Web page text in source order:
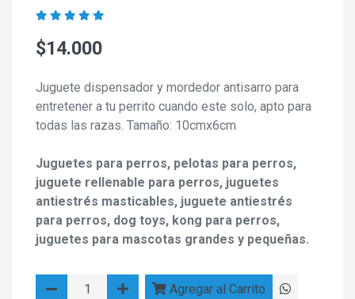
$14.000
Juguete dispensador y mordedor antisarro para
entretener a tu perrito cuando este solo, apto para
todas las razas. Tamaño: 10cmx6cm
Juguetes para perros, pelotas para perros,
juguete rellenable para perros, juguetes
antiestrés masticables, juguete antiestrés
para perros, dog toys, kong para perros,
juguetes para mascotas grandes y pequeñas.
Agregar al Carrito